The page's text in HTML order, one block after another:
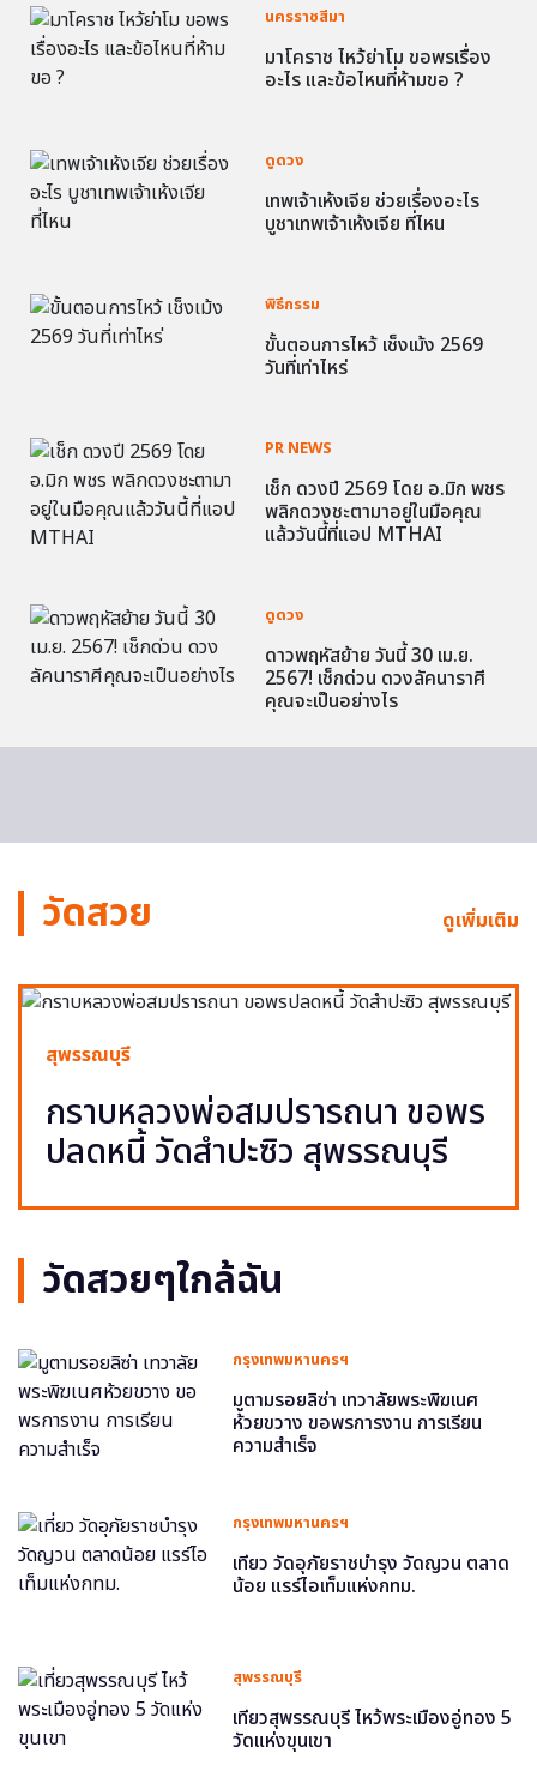
นครราชสีมา
มาโคราช ไหว้ย่าโม ขอพรเรื่อง
อะไร และข้อไหนที่ห้ามขอ ?
ดูดวง
เทพเจ้าเห้งเจีย ช่วยเรื่องอะไร
บูชาเทพเจ้าเห้งเจีย ที่ไหน
พิธีกรรม
ขั้นตอนการไหว้ เช็งเม้ง 2569
วันที่เท่าไหร่
PR NEWS
เช็ก ดวงปี 2569 โดย อ.มิก พชร
พลิกดวงชะตามาอยู่ในมือคุณ
แล้ววันนี้ที่แอป MTHAI
ดูดวง
ดาวพฤหัสย้าย วันนี้ 30 เม.ย.
2567! เช็กด่วน ดวงลัคนาราศี
คุณจะเป็นอย่างไร
วัดสวย ดูเพิ่มเติม
สุพรรณบุรี
กราบหลวงพ่อสมปรารถนา ขอพร
ปลดหนี้ วัดสำปะซิว สุพรรณบุรี
วัดสวยๆใกล้ฉัน
กรุงเทพมหานครฯ
มูตามรอยลิซ่า เทวาลัยพระพิฆเนศ
ห้วยขวาง ขอพรการงาน การเรียน
ความสำเร็จ
กรุงเทพมหานครฯ
เที่ยว วัดอุภัยราชบำรุง วัดญวน ตลาด
น้อย แรร์ไอเท็มแห่งกทม.
สุพรรณบุรี
เที่ยวสุพรรณบุรี ไหว้พระเมืองอู่ทอง 5
วัดแห่งขุนเขา